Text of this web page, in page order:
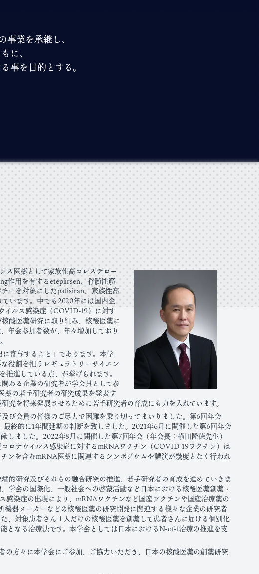
業を承継し、
に、
事を目的とする。
ス医薬として家族性高コレステロー
作用を有するeteplirsen、脊髄性筋
ーを対象にしたpatisiran、家族性高
います。中でも2020年には国内企
イルス感染症（COVID-19）に対す
酸医薬研究に取り組み、核酸医薬に
年会参加者数が、年々増加しており
寄与すること」であります。本学
役割を担うレギュラトリーサイエン
進している点、が挙げられます。
わる企業の研究者が学会員として参
薬の若手研究者の研究成果を発表す
を将来発展させるために若手研究者の育成にも力を入れています。
び会員の皆様のご尽力で困難を乗り切ってまいりました。第6回年会
終的に1年間延期の判断を致しました。2021年6月に開催した第6回年会
ました。2022年8月に開催した第7回年会（年会長：横田隆徳先生）
ロナウイルス感染症に対するmRNAワクチン（COVID-19ワクチン）は
ンを含むmRNA医薬に関連するシンポジウムや講演が幾度となく行われ
的研究及びそれらの融合研究の推進、若手研究者の育成を進めていきま
会の国際化、一般社会への啓蒙活動など日本における核酸医薬創薬・
感染症の出現により、mRNAワクチンなど国産ワクチンや国産治療薬の
器メーカーなどの核酸医薬の研究開発に関連する様々な企業の研究者
、対象患者さん１人だけの核酸医薬を創薬して患者さんに届ける個別化
なる治療法です。本学会としては日本におけるN-of-1治療の推進を支
方々に本学会にご参加、ご協力いただき、日本の核酸医薬の創薬研究